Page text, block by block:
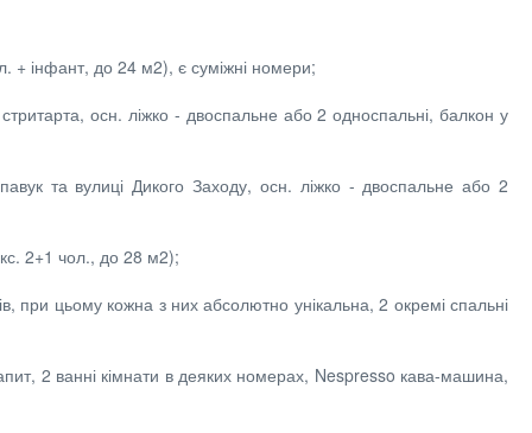
+ інфант, до 24 м2), є суміжні номери;
осн. ліжко - двоспальне або 2 односпальні, балкон у
та вулиці Дикого Заходу, осн. ліжко - двоспальне або 2
2+1 чол., до 28 м2);
при цьому кожна з них абсолютно унікальна, 2 окремі спальні
2 ванні кімнати в деяких номерах, Nespresso кава-машина,